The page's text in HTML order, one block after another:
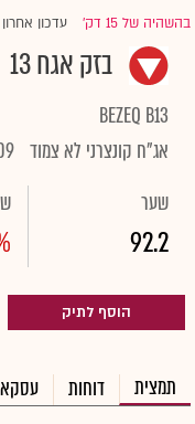
בהשהיה של 15 דק' |עדכון אחרון
בזק אגח 13
BEZEQ B13
אג"ח קונצרני לא צמוד
שער
92.2
הוסף לתיק
תמצית דוחות